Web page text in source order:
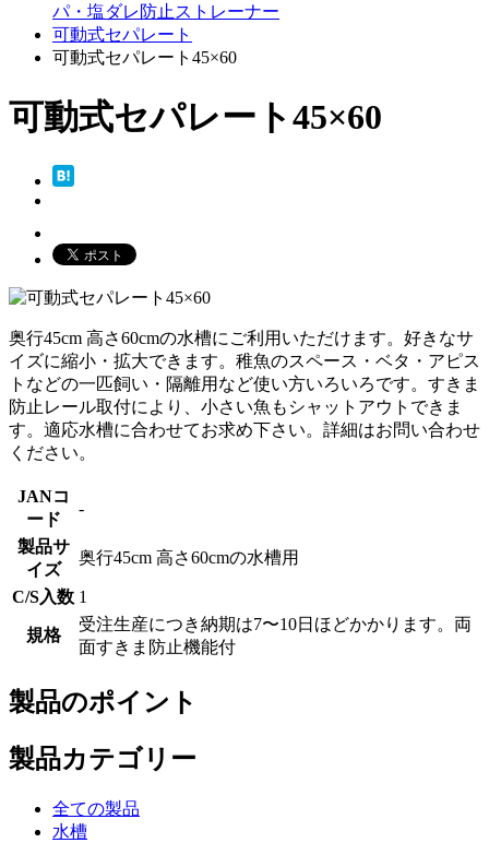
パ・塩ダレ防止ストレーナー
可動式セパレート
可動式セパレート45×60
可動式セパレート45×60
奥行45cm 高さ60cmの水槽にご利用いただけます。好きなサ
イズに縮小・拡大できます。稚魚のスペース・ベタ・アピス
トなどの一匹飼い・隔離用など使い方いろいろです。すきま
防止レール取付により、小さい魚もシャットアウトできま
す。適応水槽に合わせてお求め下さい。詳細はお問い合わせ
ください。
JANコ
ード
-
製品サ
イズ
奥行45cm 高さ60cmの水槽用
C/S入数 1
規格
受注生産につき納期は7〜10日ほどかかります。両
面すきま防止機能付
製品のポイント
製品カテゴリー
全ての製品
水槽